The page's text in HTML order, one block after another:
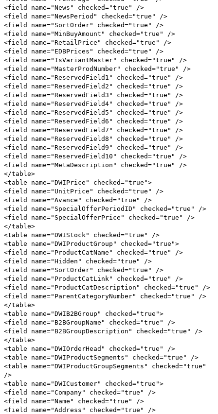
<field name="News" checked="true" />
<field name="NewsPeriod" checked="true" />
<field name="SortOrder" checked="true" />
<field name="MinBuyAmount" checked="true" />
<field name="RetailPrice" checked="true" />
<field name="EDBPrices" checked="true" />
<field name="IsVariantMaster" checked="true" />
<field name="MasterProdNumber" checked="true" />
<field name="ReservedField1" checked="true" />
<field name="ReservedField2" checked="true" />
<field name="ReservedField3" checked="true" />
<field name="ReservedField4" checked="true" />
<field name="ReservedField5" checked="true" />
<field name="ReservedField6" checked="true" />
<field name="ReservedField7" checked="true" />
<field name="ReservedField8" checked="true" />
<field name="ReservedField9" checked="true" />
<field name="ReservedField10" checked="true" />
<field name="MetaDescription" checked="true" />
</table>
<table name="DWIPrice" checked="true">
<field name="UnitPrice" checked="true" />
<field name="Avance" checked="true" />
<field name="SpecialOfferPeriodID" checked="true" />
<field name="SpecialOfferPrice" checked="true" />
</table>
<table name="DWIStock" checked="true" />
<table name="DWIProductGroup" checked="true">
<field name="ProductCatName" checked="true" />
<field name="Hidden" checked="true" />
<field name="SortOrder" checked="true" />
<field name="ProductCatLink" checked="true" />
<field name="ProductCatDescription" checked="true" />
<field name="ParentCategoryNumber" checked="true" />
</table>
<table name="DWIB2BGroup" checked="true">
<field name="B2BGroupName" checked="true" />
<field name="B2BGroupDescription" checked="true" />
</table>
<table name="DWIOrderHead" checked="true" />
<table name="DWIProductSegments" checked="true" />
<table name="DWIProductGroupSegments" checked="true"
/>
<table name="DWICustomer" checked="true">
<field name="Company" checked="true" />
<field name="Name" checked="true" />
<field name="Address" checked="true" />